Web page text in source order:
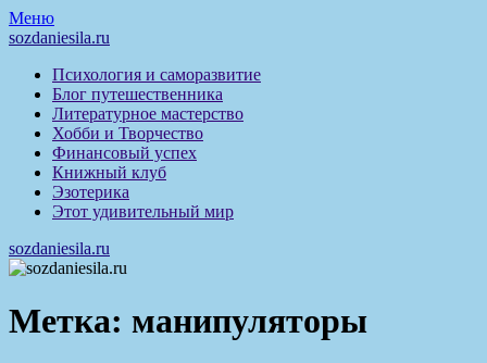
Перейти
к
Меню
sozdaniesila.ru
Психология и саморазвитие
Блог путешественника
Литературное мастерство
Хобби и Творчество
Финансовый успех
Книжный клуб
Эзотерика
Этот удивительный мир
sozdaniesila.ru
Метка: манипуляторы